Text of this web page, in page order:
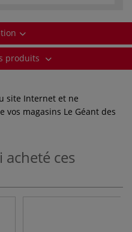
produits
site Internet et ne
vos magasins Le Géant des
acheté ces